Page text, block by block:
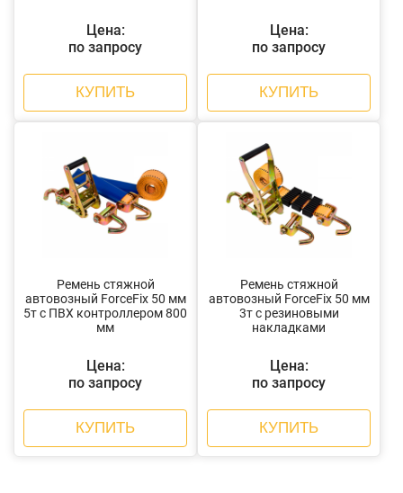
Цена:
по запросу
КУПИТЬ
Цена:
по запросу
КУПИТЬ
Ремень стяжной
автовозный ForceFix 50 мм
5т с ПВХ контроллером 800
мм
Цена:
по запросу
КУПИТЬ
Ремень стяжной
автовозный ForceFix 50 мм
3т с резиновыми
накладками
Цена:
по запросу
КУПИТЬ